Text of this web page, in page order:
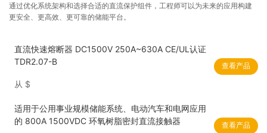
通过优化系统架构和选择合适的直流保护组件，工程师可以为未来的应用构建
更安全、更高效、更可靠的储能平台。
直流快速熔断器 DC1500V 250A~630A CE/UL认证
TDR2.07-B
从 $
查看产品
适用于公用事业规模储能系统、电动汽车和电网应用
的 800A 1500VDC 环氧树脂密封直流接触器
查看产品